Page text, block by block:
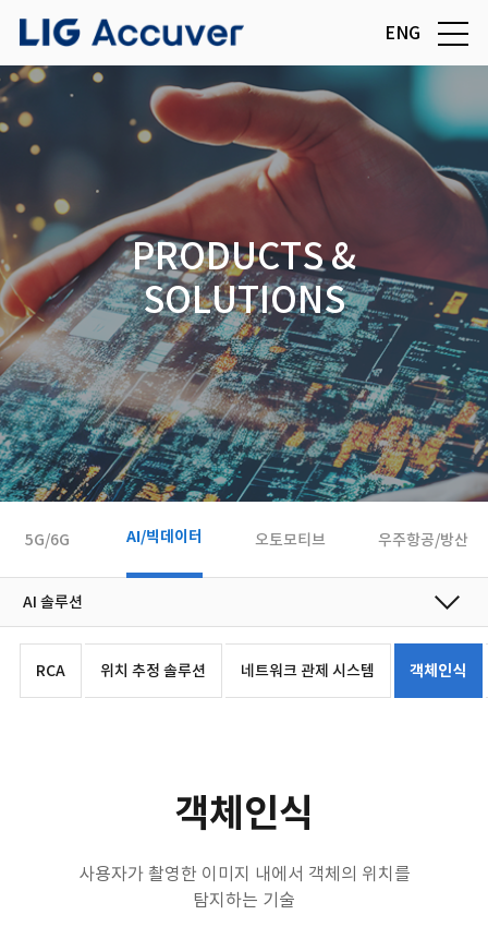
ENG
PRODUCTS &
SOLUTIONS
5G/6G AI/빅데이터 오토모티브 우주항공/방산
RCA 위치 추정 솔루션 네트워크 관제 시스템 객체인식
객체인식
사용자가 촬영한 이미지 내에서 객체의 위치를
탐지하는 기술